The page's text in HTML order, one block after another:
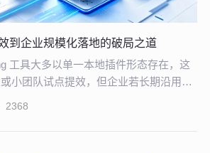
到企业规模化落地的破局之道
工具大多以单一本地插件形态存在，这
小团队试点提效，但企业若长期沿用这
2368